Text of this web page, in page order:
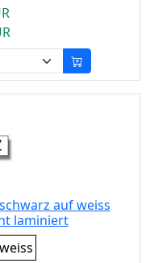
auf weiss
laminiert